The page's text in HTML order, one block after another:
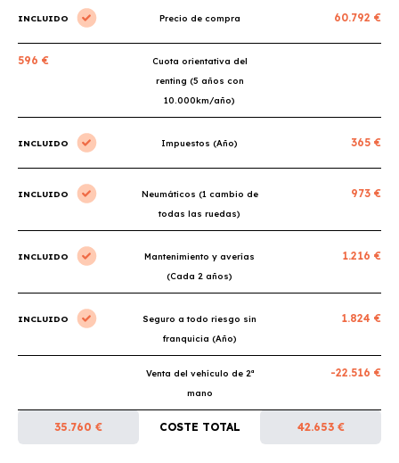
INCLUIDO Precio de compra 60.792 €
596 €
Cuota orientativa del
renting (5 años con
10.000km/año)
INCLUIDO Impuestos (Año) 365 €
INCLUIDO
Neumáticos (1 cambio de
todas las ruedas)
973 €
INCLUIDO
Mantenimiento y averías
(Cada 2 años)
1.216 €
INCLUIDO
Seguro a todo riesgo sin
franquicia (Año)
1.824 €
Venta del vehículo de 2ª
mano
-22.516 €
35.760 € COSTE TOTAL 42.653 €